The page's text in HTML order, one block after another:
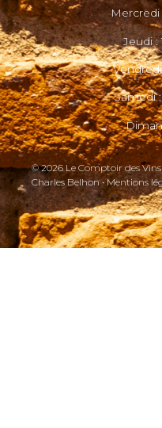
Jeudi :
Samedi
© 2026 Le Comptoir des
Charles Belhon •Mentions